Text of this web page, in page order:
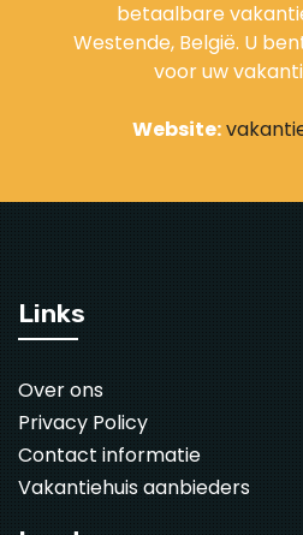
betaalbare
Westende, België. U
voor uw
Website:
Links
Over ons
Privacy Policy
Contact informatie
Vakantiehuis aanbieders